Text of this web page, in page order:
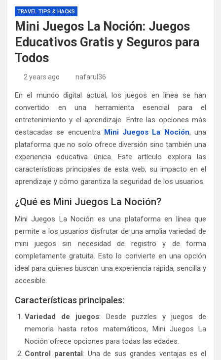
TRAVEL TIPS & HACKS
Mini Juegos La Noción: Juegos
Educativos Gratis y Seguros para
Todos
2 years ago nafarul36
En el mundo digital actual, los juegos en línea se han
convertido en una herramienta esencial para el
entretenimiento y el aprendizaje. Entre las opciones más
destacadas se encuentra Mini Juegos La Noción, una
plataforma que no solo ofrece diversión sino también una
experiencia educativa única. Este artículo explora las
características principales de esta web, su impacto en el
aprendizaje y cómo garantiza la seguridad de los usuarios.
¿Qué es Mini Juegos La Noción?
Mini Juegos La Noción es una plataforma en línea que
permite a los usuarios disfrutar de una amplia variedad de
mini juegos sin necesidad de registro y de forma
completamente gratuita. Esto lo convierte en una opción
ideal para quienes buscan una experiencia rápida, sencilla y
accesible.
Características principales:
Variedad de juegos: Desde puzzles y juegos de
memoria hasta retos matemáticos, Mini Juegos La
Noción ofrece opciones para todas las edades.
Control parental: Una de sus grandes ventajas es el